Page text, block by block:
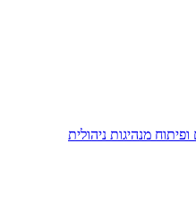
מנהיגות ניהולית